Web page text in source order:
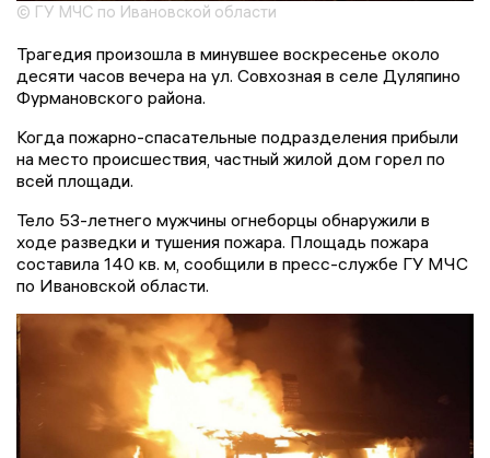
© ГУ МЧС по Ивановской области
Трагедия произошла в минувшее воскресенье около
десяти часов вечера на ул. Совхозная в селе Дуляпино
Фурмановского района.
Когда пожарно-спасательные подразделения прибыли
на место происшествия, частный жилой дом горел по
всей площади.
Тело 53-летнего мужчины огнеборцы обнаружили в
ходе разведки и тушения пожара. Площадь пожара
составила 140 кв. м, сообщили в пресс-службе ГУ МЧС
по Ивановской области.